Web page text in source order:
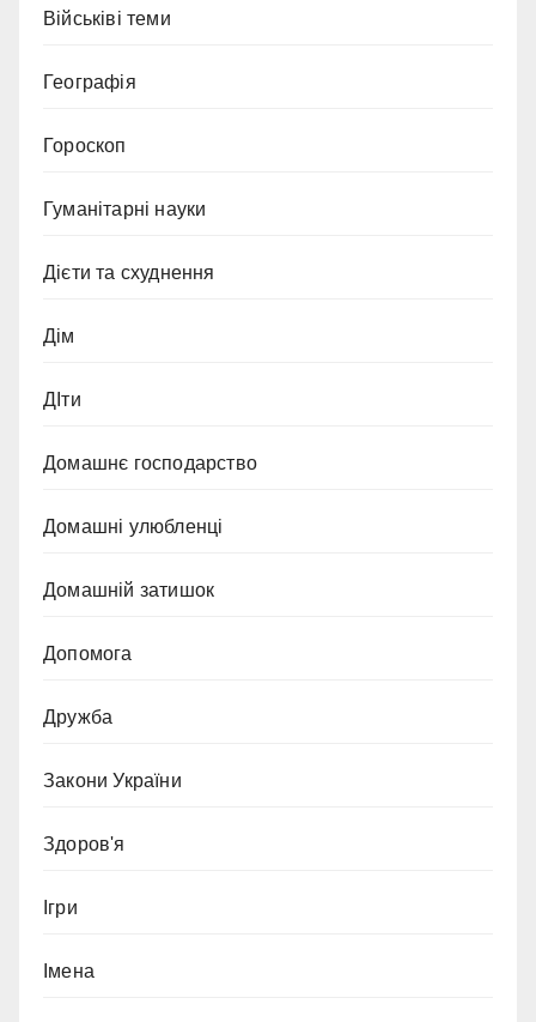
Військіві теми
Географія
Гороскоп
Гуманітарні науки
Дієти та схуднення
Дім
ДІти
Домашнє господарство
Домашні улюбленці
Домашній затишок
Допомога
Дружба
Закони України
Здоров'я
Ігри
Імена